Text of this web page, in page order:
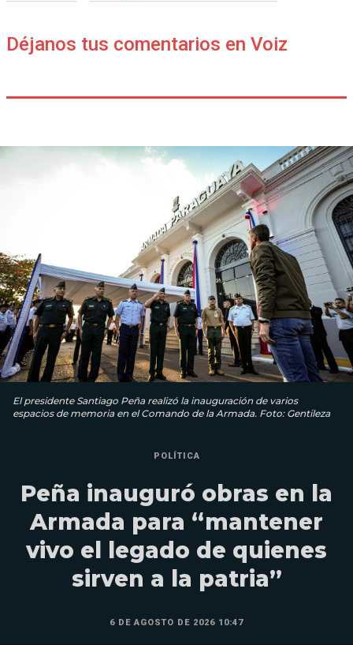
Déjanos tus comentarios en Voiz
El presidente Santiago Peña realizó la inauguración de varios
espacios de memoria en el Comando de la Armada. Foto: Gentileza
POLÍTICA
Peña inauguró obras en la
Armada para “mantener
vivo el legado de quienes
sirven a la patria”
6 DE AGOSTO DE 2026 10:47